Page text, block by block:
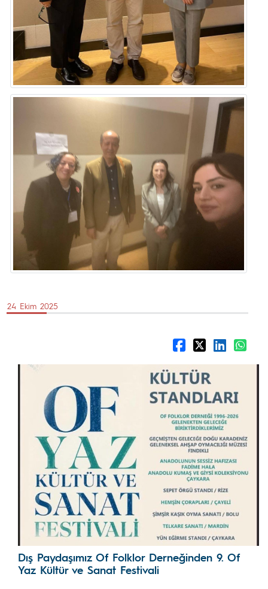
24 Ekim 2025
Dış Paydaşımız Of Folklor Derneğinden 9. Of
Yaz Kültür ve Sanat Festivali